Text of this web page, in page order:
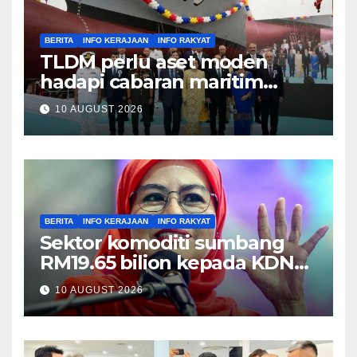
BERITA INFO KERAJAAN INFO RAKYAT
TLDM perlu aset moden
hadapi cabaran maritim
kompleks – Mohamed
Khaled
10 AUGUST 2026
BERITA INFO KERAJAAN INFO RAKYAT
Sektor komoditi sumbang
RM19.65 bilion kepada KDNK
suku pertama – Noraini
Ahmad
10 AUGUST 2026